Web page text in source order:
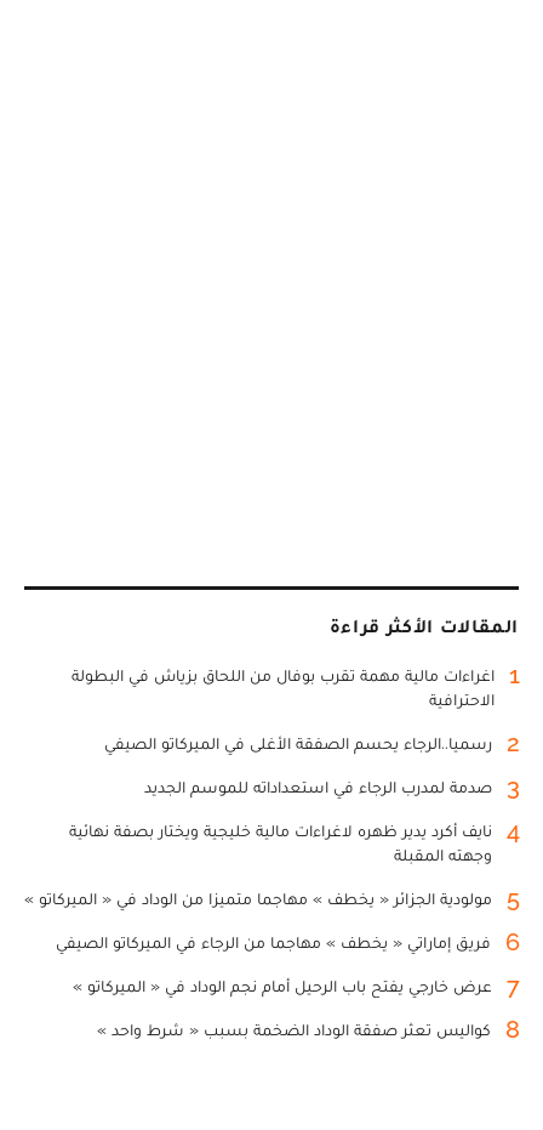
المقالات الأكثر قراءة
1
اغراءات مالية مهمة تقرب بوفال من اللحاق بزياش في البطولة
الاحترافية
2 رسميا..الرجاء يحسم الصفقة الأغلى في الميركاتو الصيفي
3 صدمة لمدرب الرجاء في استعداداته للموسم الجديد
4
نايف أكرد يدير ظهره لاغراءات مالية خليجية ويختار بصفة نهائية
وجهته المقبلة
5 مولودية الجزائر « يخطف » مهاجما متميزا من الوداد في « الميركاتو »
6 فريق إماراتي « يخطف » مهاجما من الرجاء في الميركاتو الصيفي
7 عرض خارجي يفتح باب الرحيل أمام نجم الوداد في « الميركاتو »
8 كواليس تعثر صفقة الوداد الضخمة بسبب « شرط واحد »